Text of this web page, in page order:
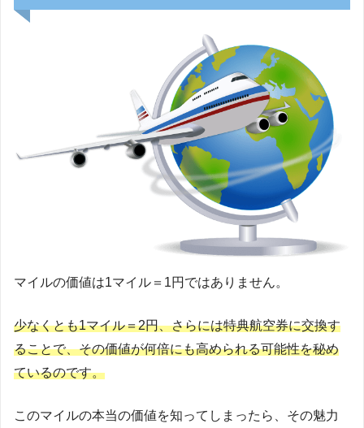
マイルの価値は1マイル＝1円ではありません。
少なくとも1マイル＝2円、さらには特典航空券に交換す
ることで、その価値が何倍にも高められる可能性を秘め
ているのです。
このマイルの本当の価値を知ってしまったら、その魅力